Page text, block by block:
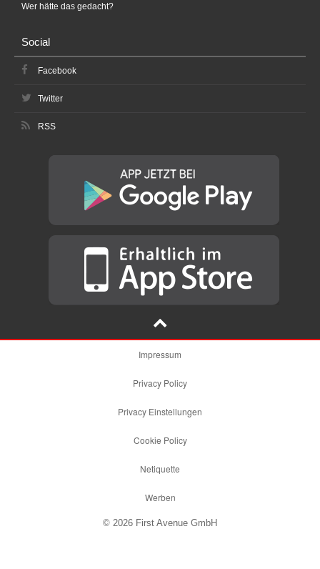
Wer hätte das gedacht?
Social
Facebook
Twitter
RSS
Impressum
Privacy Policy
Privacy Einstellungen
Cookie Policy
Netiquette
Werben
© 2026 First Avenue GmbH